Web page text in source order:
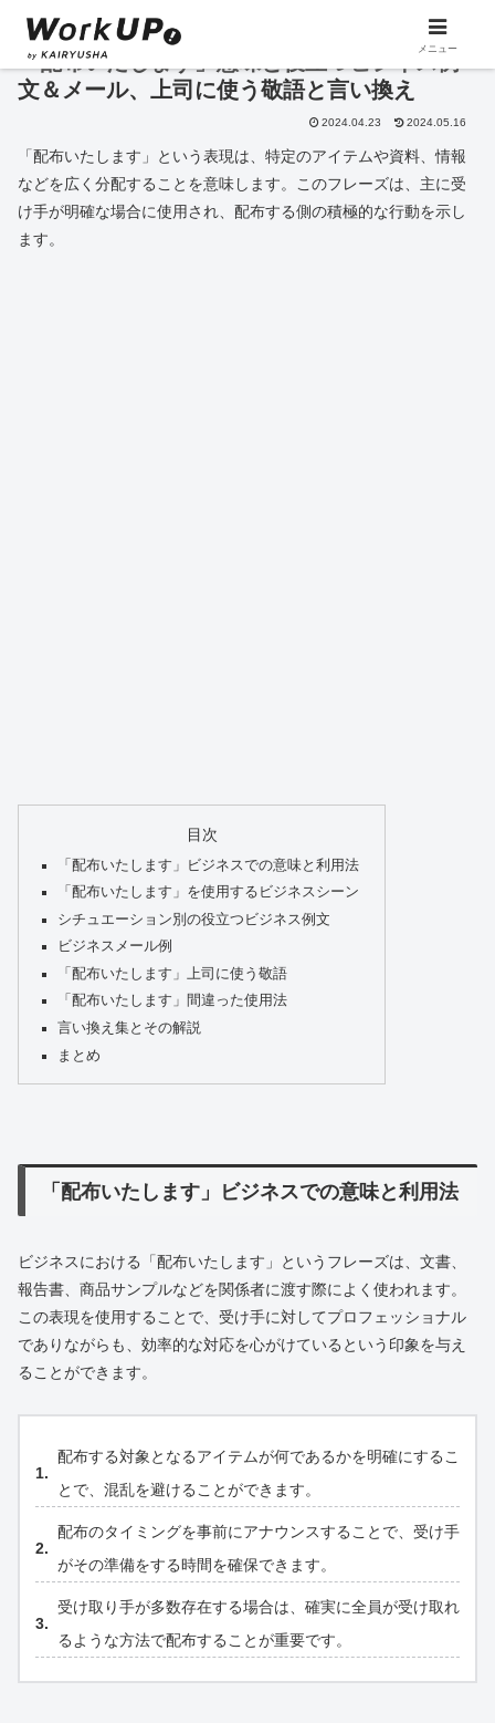
「配布いたします」意味と役立つビジネス例
文＆メール、上司に使う敬語と言い換え
2024.04.23 2024.05.16
「配布いたします」という表現は、特定のアイテムや資料、情報
などを広く分配することを意味します。このフレーズは、主に受
け手が明確な場合に使用され、配布する側の積極的な行動を示し
ます。
目次
「配布いたします」ビジネスでの意味と利用法
「配布いたします」を使用するビジネスシーン
シチュエーション別の役立つビジネス例文
ビジネスメール例
「配布いたします」上司に使う敬語
「配布いたします」間違った使用法
言い換え集とその解説
まとめ
「配布いたします」ビジネスでの意味と利用法
ビジネスにおける「配布いたします」というフレーズは、文書、
報告書、商品サンプルなどを関係者に渡す際によく使われます。
この表現を使用することで、受け手に対してプロフェッショナル
でありながらも、効率的な対応を心がけているという印象を与え
ることができます。
配布する対象となるアイテムが何であるかを明確にするこ
とで、混乱を避けることができます。
配布のタイミングを事前にアナウンスすることで、受け手
がその準備をする時間を確保できます。
受け取り手が多数存在する場合は、確実に全員が受け取れ
るような方法で配布することが重要です。
メニュー